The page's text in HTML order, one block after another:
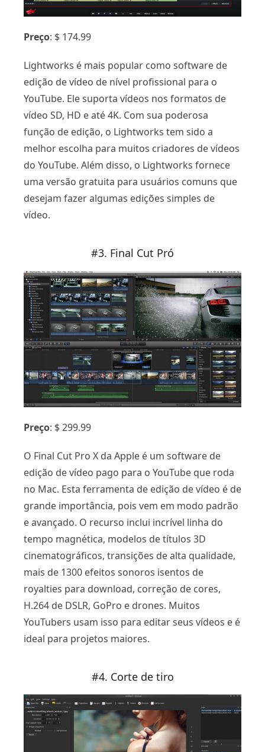
Preço: $ 174.99
Lightworks é mais popular como software de
edição de vídeo de nível profissional para o
YouTube. Ele suporta vídeos nos formatos de
vídeo SD, HD e até 4K. Com sua poderosa
função de edição, o Lightworks tem sido a
melhor escolha para muitos criadores de vídeos
do YouTube. Além disso, o Lightworks fornece
uma versão gratuita para usuários comuns que
desejam fazer algumas edições simples de
vídeo.
#3. Final Cut Pró
Preço: $ 299.99
O Final Cut Pro X da Apple é um software de
edição de vídeo pago para o YouTube que roda
no Mac. Esta ferramenta de edição de vídeo é de
grande importância, pois vem em modo padrão
e avançado. O recurso inclui incrível linha do
tempo magnética, modelos de títulos 3D
cinematográficos, transições de alta qualidade,
mais de 1300 efeitos sonoros isentos de
royalties para download, correção de cores,
H.264 de DSLR, GoPro e drones. Muitos
YouTubers usam isso para editar seus vídeos e é
ideal para projetos maiores.
#4. Corte de tiro